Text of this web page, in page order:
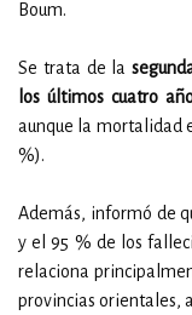
Boum.
Se trata de la
los últimos cuatro
aunque la mortalidad
%).
Además, informó de
y el 95 % de los
relaciona
provincias orientales,